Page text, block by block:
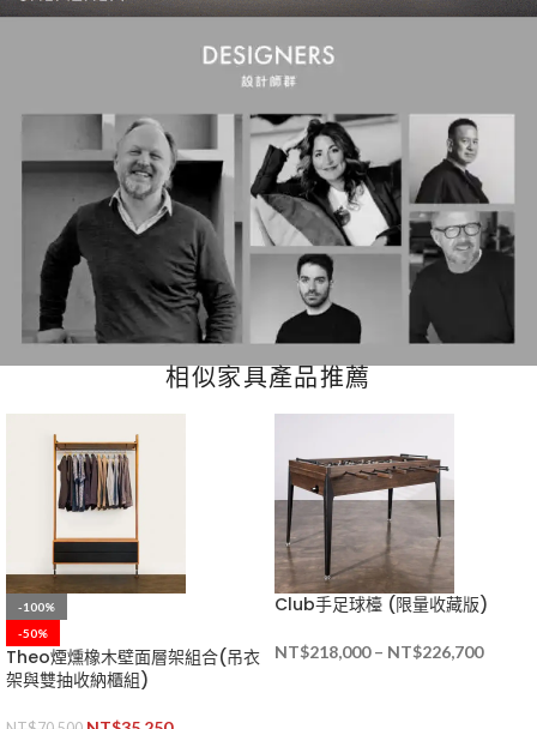
相似家具產品推薦
-100%
-50%
Theo煙燻橡木壁面層架組合(吊衣
架與雙抽收納櫃組)
Club手足球檯 (限量收藏版)
NT$218,000 – NT$226,700